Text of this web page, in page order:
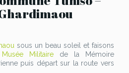
sous un beau soleil et faisons
Musée Militaire de la Mémoire
puis départ sur la route vers